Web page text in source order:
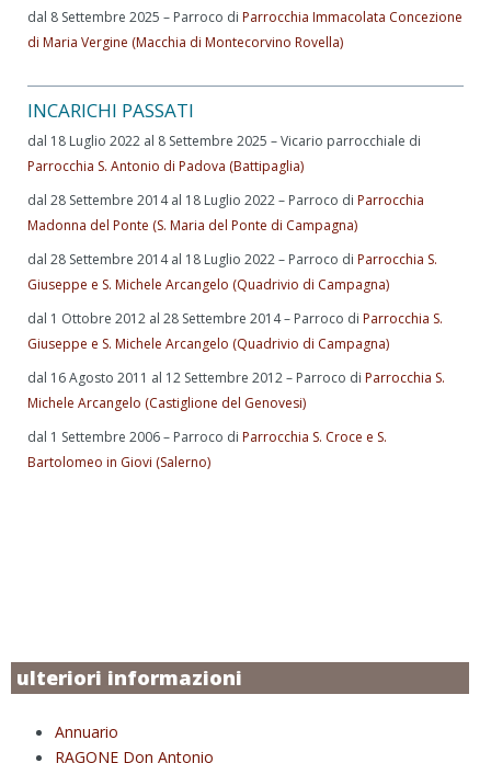
dal 8 Settembre 2025 – Parroco di Parrocchia Immacolata Concezione
di Maria Vergine (Macchia di Montecorvino Rovella)
INCARICHI PASSATI
dal 18 Luglio 2022 al 8 Settembre 2025 – Vicario parrocchiale di
Parrocchia S. Antonio di Padova (Battipaglia)
dal 28 Settembre 2014 al 18 Luglio 2022 – Parroco di Parrocchia
Madonna del Ponte (S. Maria del Ponte di Campagna)
dal 28 Settembre 2014 al 18 Luglio 2022 – Parroco di Parrocchia S.
Giuseppe e S. Michele Arcangelo (Quadrivio di Campagna)
dal 1 Ottobre 2012 al 28 Settembre 2014 – Parroco di Parrocchia S.
Giuseppe e S. Michele Arcangelo (Quadrivio di Campagna)
dal 16 Agosto 2011 al 12 Settembre 2012 – Parroco di Parrocchia S.
Michele Arcangelo (Castiglione del Genovesi)
dal 1 Settembre 2006 – Parroco di Parrocchia S. Croce e S.
Bartolomeo in Giovi (Salerno)
ulteriori informazioni
Annuario
RAGONE Don Antonio